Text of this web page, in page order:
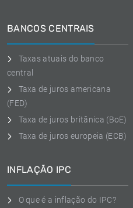
BANCOS CENTRAIS
Taxas atuais do banco
central
Taxa de juros americana
(FED)
Taxa de juros britânica (BoE)
Taxa de juros europeia (ECB)
INFLAÇÃO IPC
O que é a inflação do IPC?